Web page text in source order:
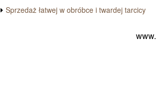
Sprzedaż łatwej w obróbce i twardej tarcicy